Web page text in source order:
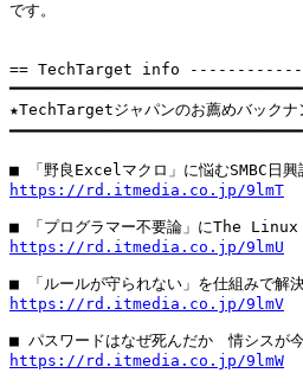
です。
（編集部　
== TechTarget info
★TechTargetジャパンのお薦めバックナ
https://rd.itmedia.co.jp/9lmT
https://rd.itmedia.co.jp/9lmU
https://rd.itmedia.co.jp/9lmV
https://rd.itmedia.co.jp/9lmW